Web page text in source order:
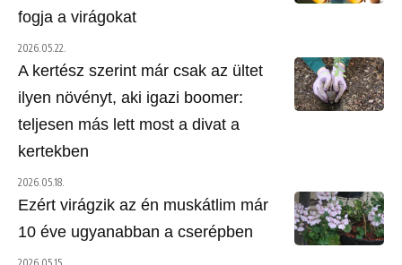
fogja a virágokat
2026.05.22.
A kertész szerint már csak az ültet
ilyen növényt, aki igazi boomer:
teljesen más lett most a divat a
kertekben
2026.05.18.
Ezért virágzik az én muskátlim már
10 éve ugyanabban a cserépben